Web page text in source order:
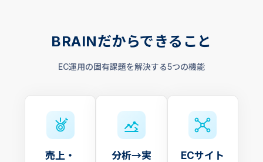
BRAINだからできること
EC運用の固有課題を解決する5つの機能
売上・
分析→実
ECサイト